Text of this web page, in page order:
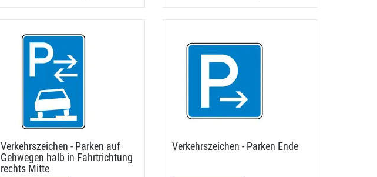
Verkehrszeichen - Parken auf
Gehwegen halb in Fahrtrichtung
rechts Mitte
Verkehrszeichen - Parken Ende